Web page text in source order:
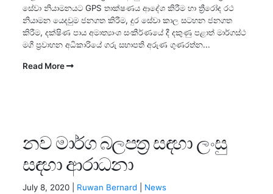
සේවා නියාමනයට GPS තාක්ෂණය ආදේශ කිරීම හා ත්‍රීරෝද රථ
නියාමන යෙදවුම ජනගත කිරීම, දුර සේවා කාල සටහන ජනගත
කිරීම, දක්ෂිණ පාය අමාත්‍යාංශ සංකීර්ණයේ දී දකුණු පළාත් මාර්ගස්ථ
මගී ප්‍රවාහන අධිකාරියේ ගරු සභාපති අරුණ ගුණරත්න...
Read More
නව මාර්ග බලපත්‍ර සඳහා ලංසු
සඳහා ආරාධනා
July 8, 2020 | Ruwan Bernard
News